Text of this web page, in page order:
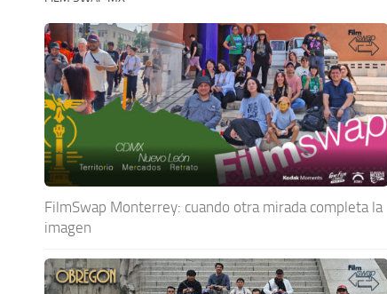
FilmSwap Monterrey: cuando otra mirada completa la
imagen